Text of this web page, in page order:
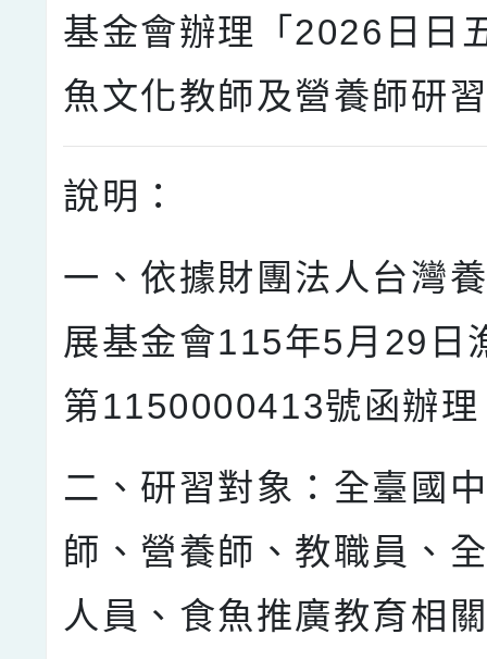
基金會辦理「2026日日
魚文化教師及營養師研
說明：
一、依據財團法人台灣
展基金會115年5月29日
第1150000413號函辦
二、研習對象：全臺國
師、營養師、教職員、
人員、食魚推廣教育相